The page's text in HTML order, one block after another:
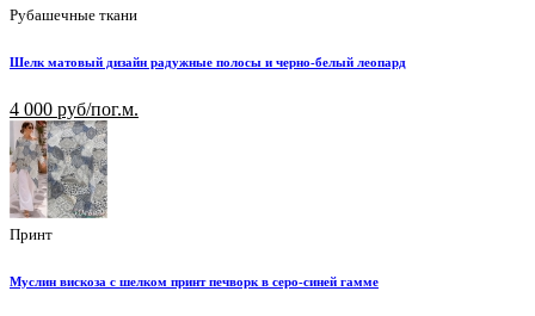
Рубашечные ткани
Шелк матовый дизайн радужные полосы и черно-белый леопард
4 000 руб/пог.м.
Принт
Муслин вискоза с шелком принт печворк в серо-синей гамме